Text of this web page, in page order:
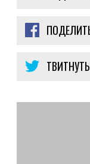
ТВИТНУТЬ